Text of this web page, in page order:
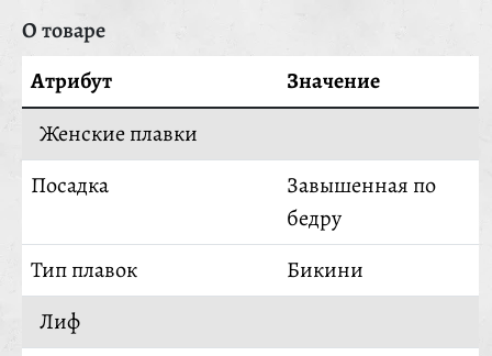
О товаре
Атрибут
Значение
Женские плавки
Посадка
Завышенная по
бедру
Тип плавок
Бикини
Лиф